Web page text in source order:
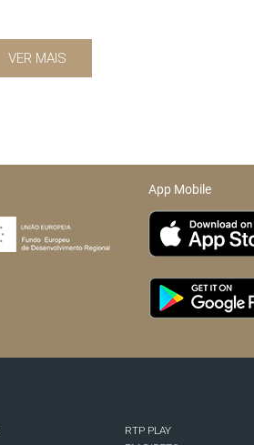
VER MAIS
App Mobile
RTP PLAY